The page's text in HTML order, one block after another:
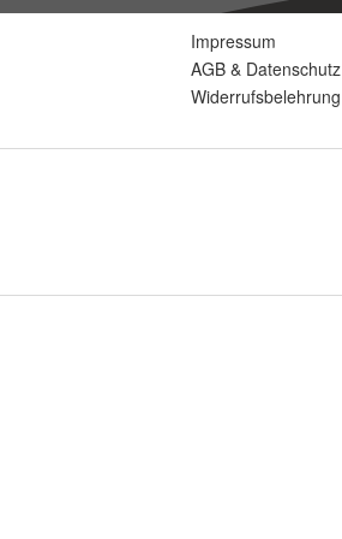
Impressum
AGB & Datenschutz
Widerrufsbelehrung